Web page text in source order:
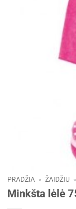
PRADŽIA » ŽAIDŽIU »
Minkšta lėlė